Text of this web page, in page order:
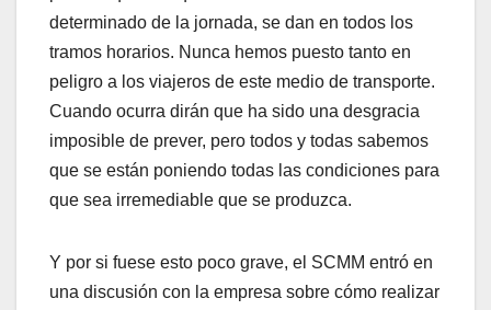
determinado de la jornada, se dan en todos los
tramos horarios. Nunca hemos puesto tanto en
peligro a los viajeros de este medio de transporte.
Cuando ocurra dirán que ha sido una desgracia
imposible de prever, pero todos y todas sabemos
que se están poniendo todas las condiciones para
que sea irremediable que se produzca.
Y por si fuese esto poco grave, el SCMM entró en
una discusión con la empresa sobre cómo realizar